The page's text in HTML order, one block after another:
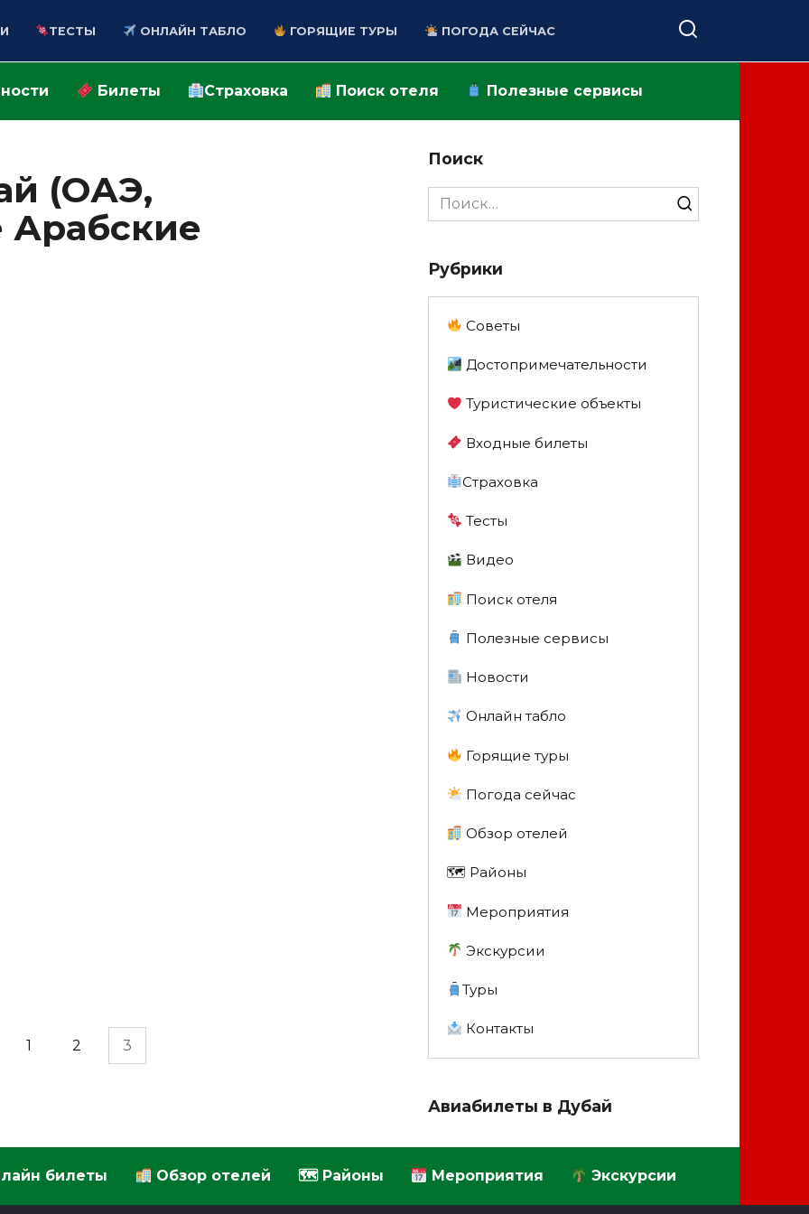
ТЕСТЫ ОНЛАЙН ТАБЛО ГОРЯЩИЕ ТУРЫ ПОГОДА СЕЙЧАС
Билеты Страховка Поиск отеля Полезные сервисы
(ОАЭ,
1 2 3
Поиск
Search
for:
Рубрики
Советы
Достопримечательности
Туристические объекты
Входные билеты
Страховка
Тесты
Видео
Поиск отеля
Полезные сервисы
Новости
Онлайн табло
Горящие туры
Погода сейчас
Обзор отелей
🗺 Районы
Мероприятия
Экскурсии
Туры
Контакты
Авиабилеты в Дубай
билеты Обзор отелей 🗺 Районы Мероприятия Экскурсии